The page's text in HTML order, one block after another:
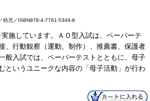
幼児／ISBN978-4-7761-5349-8
施しています。ＡＯ型入試は、ペーパーテ
、行動観察（運動、制作）、推薦書、保護者
般入試では、ペーパーテストとともに、母子
というユニークな内容の「母子活動」が行わ